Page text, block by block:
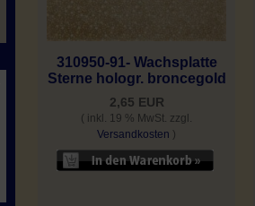
310950-91- Wachsplatte
Sterne hologr. broncegold
2,65 EUR
( inkl. 19 % MwSt. zzgl.
Versandkosten )